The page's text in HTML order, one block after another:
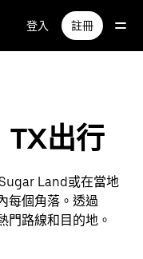
登入 註冊
TX出行
Land或在當地
每個角落。透過
門路線和目的地。